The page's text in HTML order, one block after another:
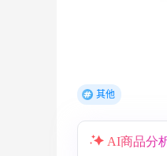
其他
AI商品分
2天8小时
Prada、